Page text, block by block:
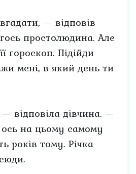
— відповів
простолюдина. Але
гороскоп. Підійди
мені, в який день ти
відповіла дівчина. —
на цьому самому
років тому. Річка